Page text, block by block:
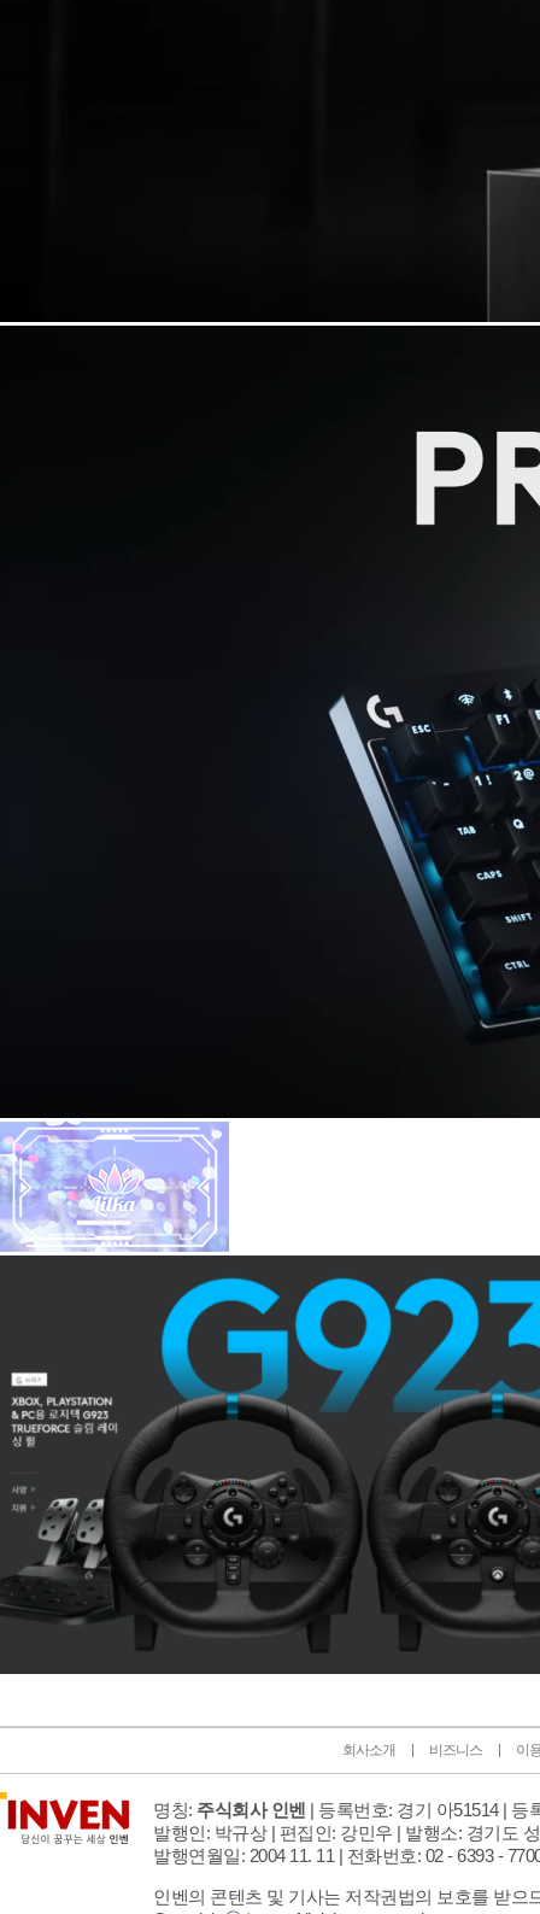
회사소개 비즈니스 이
명칭: 주식회사 인벤 | 등록번호: 경기 아51514 | 등
발행인: 박규상 | 편집인: 강민우 | 발행소: 경기도
발행연월일: 2004 11. 11 | 전화번호: 02 - 6393 -
인벤의 콘텐츠 및 기사는 저작권법의 보호를 받으